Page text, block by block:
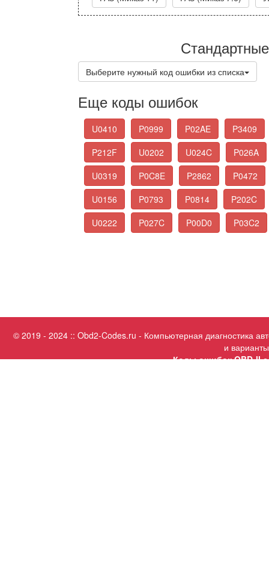
Выберите нужный код ошибки из списка
Еще коды ошибок
U0410 P0999 P02AE
P3409
P212F
U0202 U024C
P026A
U0319
P0C8E P2862
P0472
U0156
P0793 P0814
P202C
U0222
P027C P00D0 P03C2
© 2019 - 2024 :: Obd2-Codes.ru - Компьютерная диагностика
и
Коды ошибок OBD-II